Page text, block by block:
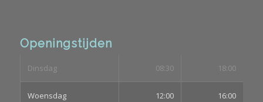
Openingstijden
Dinsdag 08:30 18:00
Woensdag 12:00 16:00